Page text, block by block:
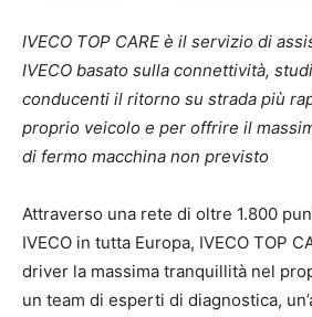
IVECO TOP CARE è il servizio di
IVECO basato sulla connettività,
conducenti il ritorno su strada più
proprio veicolo e per offrire il
di fermo macchina non previsto
Attraverso una rete di oltre 1.800
IVECO in tutta Europa, IVECO TOP
driver la massima tranquillità nel
un team di esperti di diagnostica,